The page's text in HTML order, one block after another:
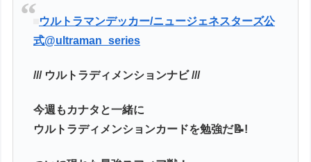
ウルトラマンデッカー/ニュージェネスターズ公
式@ultraman_series
/// ウルトラディメンションナビ ///
今週もカナタと一緒に
ウルトラディメンションカードを勉強だ📝!